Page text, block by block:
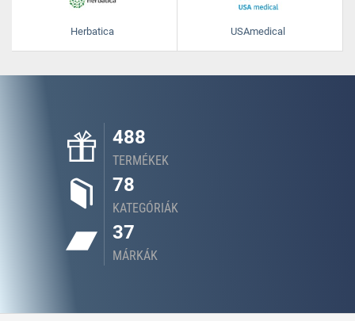
Herbatica USAmedical
488
TERMÉKEK
78
KATEGÓRIÁK
37
MÁRKÁK